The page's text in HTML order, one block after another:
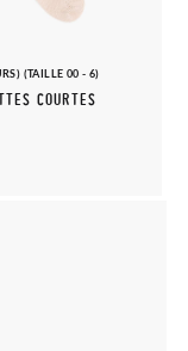
(TAILLE 00 - 6)
COURTES